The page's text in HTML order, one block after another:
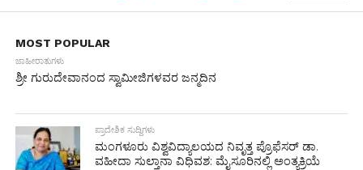
MOST POPULAR
ಜಾಹೀರಾತುಗಳು
ಶ್ರೀ ಗುರುದೇವಾನಂದ ಸ್ವಾಮೀಜಿಗಳವರ ಜನ್ಮದಿನ
ಪ್ರಾದೇಶಿಕ ಸುದ್ದಿಗಳು
ಮಂಗಳೂರು ವಿಶ್ವವಿದ್ಯಾಲಯದ ನಿವೃತ್ತ ಪ್ರೊಫೆಸರ್ ಡಾ.
ವಹೀದಾ ಸುಲ್ತಾನಾ ವಿಧಿವಶ: ಮೈಸೂರಿನಲ್ಲಿ ಅಂತ್ಯಕ್ರಿಯೆ